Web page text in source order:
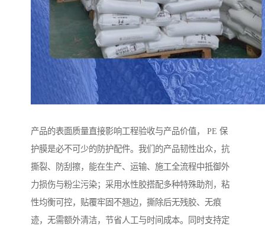
产品的表面质量直接影响工程验收与产品价值， PE 保
护膜是必不可少的防护配件。我们的产品韧性出众，抗
撕裂、防刮擦，能在生产、运输、施工全流程中抵御外
力损伤与粉尘污染；采用水性胶搭配多种特殊助剂，粘
性均衡可控，贴覆牢固不翘边，撕除后无残胶、无痕
迹，无需额外清洁，节省人工与时间成本。同时支持定